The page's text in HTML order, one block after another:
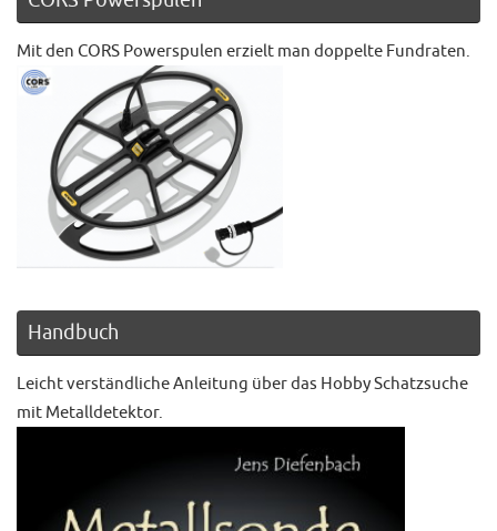
Mit den CORS Powerspulen erzielt man doppelte Fundraten.
Handbuch
Leicht verständliche Anleitung über das Hobby Schatzsuche
mit Metalldetektor.